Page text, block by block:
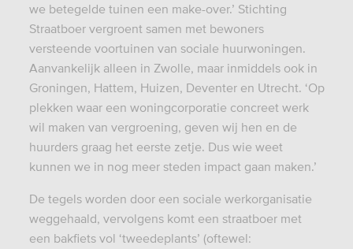
we betegelde tuinen een make-over.’ Stichting
Straatboer vergroent samen met bewoners
versteende voortuinen van sociale huurwoningen.
Aanvankelijk alleen in Zwolle, maar inmiddels ook in
Groningen, Hattem, Huizen, Deventer en Utrecht. ‘Op
plekken waar een woningcorporatie concreet werk
wil maken van vergroening, geven wij hen en de
huurders graag het eerste zetje. Dus wie weet
kunnen we in nog meer steden impact gaan maken.’
De tegels worden door een sociale werkorganisatie
weggehaald, vervolgens komt een straatboer met
een bakfiets vol ‘tweedeplants’ (oftewel: